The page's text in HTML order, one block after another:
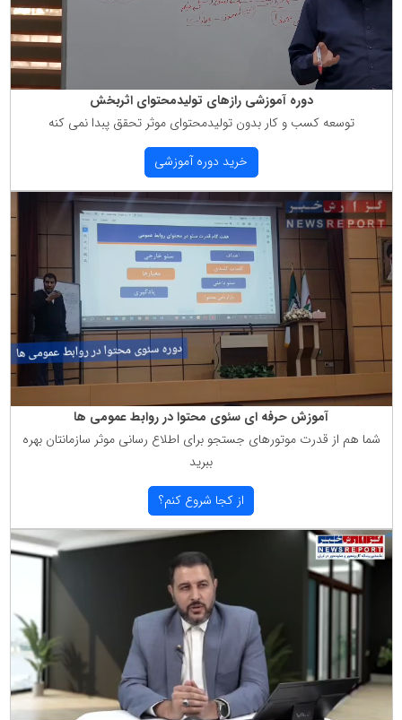
دوره آموزشی رازهای تولیدمحتوای اثربخش
توسعه كسب و كار بدون تولیدمحتوای موثر تحقق پبدا نمی كنه
خرید دوره آموزشی
آموزش حرفه ای سئوی محتوا در روابط عمومی ها
شما هم از قدرت موتورهای جستجو برای اطلاع رسانی موثر سازمانتان بهره
ببرید
از كجا شروع كنم؟